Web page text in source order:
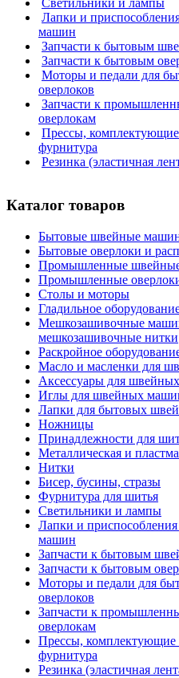
Лапки и
машин
Запчасти к бытовым
Запчасти к бытовым
Моторы и педали для
оверлоков
Запчасти к
оверлокам
Прессы, комплектующие
фурнитура
Резинка (эластичная
Каталог товаров
Бытовые швейные
Бытовые оверлоки и
Промышленные
Промышленные
Столы и моторы
Гладильное
Мешкозашивочные
мешкозашивочные нитки
Раскройное
Масло и масленки для
Аксессуары для
Иглы для швейных
Лапки для бытовых
Ножницы
Принадлежности для
Металлическая и
Нитки
Бисер, бусины, стразы
Фурнитура для шитья
Светильники и лампы
Лапки и
машин
Запчасти к бытовым
Запчасти к бытовым
Моторы и педали для
оверлоков
Запчасти к
оверлокам
Прессы, комплектующие
фурнитура
Резинка (эластичная